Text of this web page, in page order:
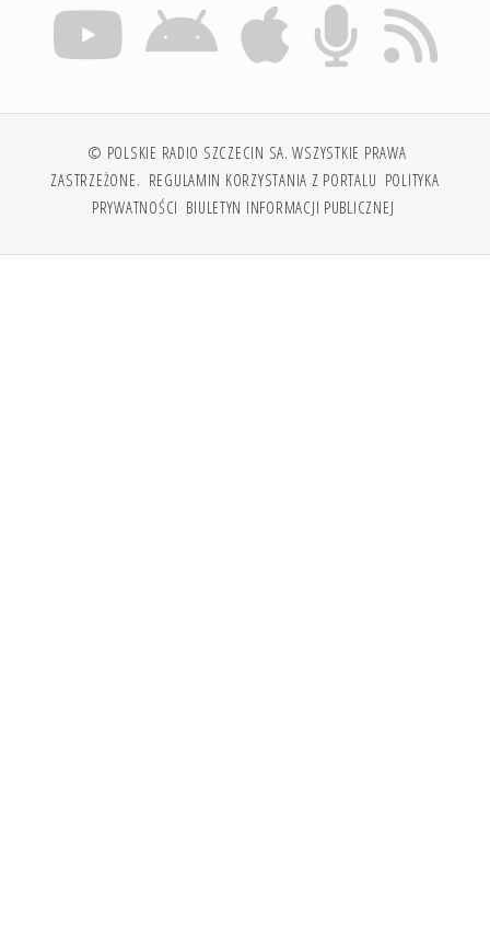
© POLSKIE RADIO SZCZECIN SA. WSZYSTKIE PRAWA
ZASTRZEŻONE. REGULAMIN KORZYSTANIA Z PORTALU POLITYKA
PRYWATNOŚCI BIULETYN INFORMACJI PUBLICZNEJ